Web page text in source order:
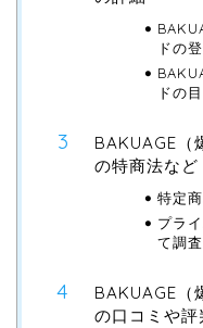
ドの
ドの
BAKUAGE（
の特商法など
特定
プラ
て調査
BAKUAGE（
の口コミや評